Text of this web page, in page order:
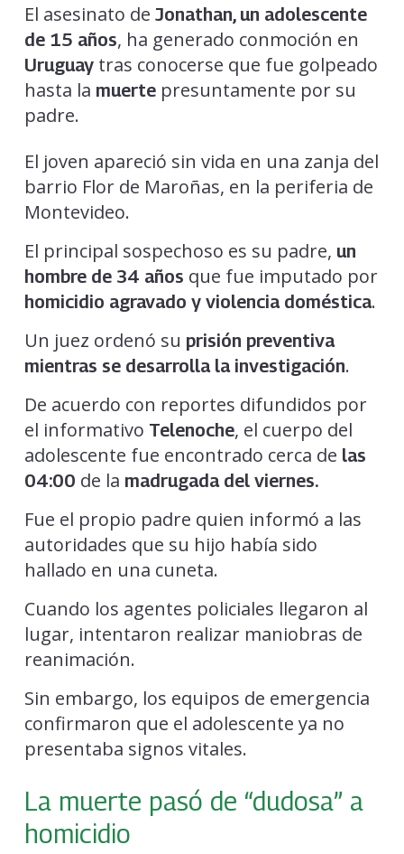
El asesinato de Jonathan, un adolescente
de 15 años, ha generado conmoción en
Uruguaytras conocerse que fue golpeado
hasta la muertepresuntamente por su
padre.
El joven apareció sin vida en una zanja del
barrio Flor de Maroñas, en la periferia de
Montevideo.
El principal sospechoso es su padre, un
hombre de 34 años que fue imputado por
homicidio agravado y violencia doméstica.
Un juez ordenó su prisión preventiva
mientras se desarrolla la investigación.
De acuerdo con reportes difundidos por
el informativo Telenoche, el cuerpo del
adolescente fue encontrado cerca de las
04:00 de la madrugada del viernes.
Fue el propio padre quien informó a las
autoridades que su hijo había sido
hallado en una cuneta.
Cuando los agentes policiales llegaron al
lugar, intentaron realizar maniobras de
reanimación.
Sin embargo, los equipos de emergencia
confirmaron que el adolescente ya no
presentaba signos vitales.
La muerte pasó de “dudosa” a
homicidio